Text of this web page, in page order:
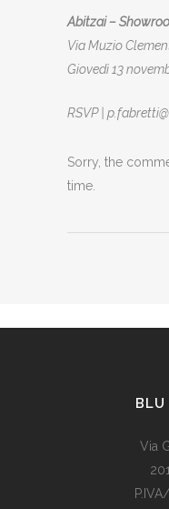
Abitzai –
Via Muzio
Giovedì 13
RSVP |
Sorry, the
time.
BLU
Via